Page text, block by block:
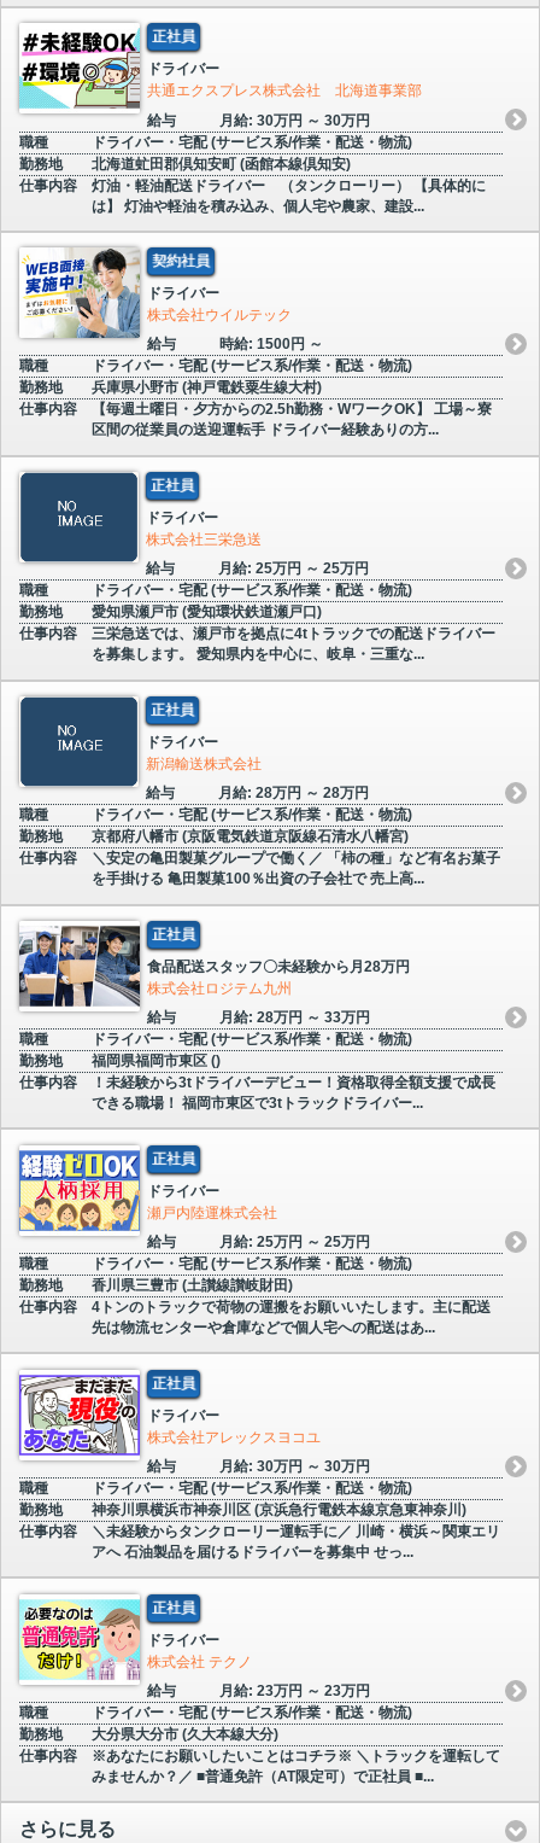
正社員
ドライバー
共通エクスプレス株式会社 北海道事業部
給与
月給: 30万円 ～ 30万円
職種
ドライバー・宅配 (サービス系/作業・配送・物流)
勤務地
北海道虻田郡倶知安町 (函館本線倶知安)
仕事内容
灯油・軽油配送ドライバー （タンクローリー） 【具体的に
は】 灯油や軽油を積み込み、個人宅や農家、建設...
契約社員
ドライバー
株式会社ウイルテック
給与
時給: 1500円 ～
職種
ドライバー・宅配 (サービス系/作業・配送・物流)
勤務地
兵庫県小野市 (神戸電鉄粟生線大村)
仕事内容
【毎週土曜日・夕方からの2.5h勤務・WワークOK】 工場～寮
区間の従業員の送迎運転手 ドライバー経験ありの方...
正社員
ドライバー
株式会社三栄急送
給与
月給: 25万円 ～ 25万円
職種
ドライバー・宅配 (サービス系/作業・配送・物流)
勤務地
愛知県瀬戸市 (愛知環状鉄道瀬戸口)
仕事内容
三栄急送では、瀬戸市を拠点に4tトラックでの配送ドライバー
を募集します。 愛知県内を中心に、岐阜・三重な...
正社員
ドライバー
新潟輸送株式会社
給与
月給: 28万円 ～ 28万円
職種
ドライバー・宅配 (サービス系/作業・配送・物流)
勤務地
京都府八幡市 (京阪電気鉄道京阪線石清水八幡宮)
仕事内容
＼安定の亀田製菓グループで働く／ 「柿の種」など有名お菓子
を手掛ける 亀田製菓100％出資の子会社で 売上高...
正社員
食品配送スタッフ〇未経験から月28万円
株式会社ロジテム九州
給与
月給: 28万円 ～ 33万円
職種
ドライバー・宅配 (サービス系/作業・配送・物流)
勤務地
福岡県福岡市東区 ()
仕事内容
！未経験から3tドライバーデビュー！資格取得全額支援で成長
できる職場！ 福岡市東区で3tトラックドライバー...
正社員
ドライバー
瀬戸内陸運株式会社
給与
月給: 25万円 ～ 25万円
職種
ドライバー・宅配 (サービス系/作業・配送・物流)
勤務地
香川県三豊市 (土讃線讃岐財田)
仕事内容
4トンのトラックで荷物の運搬をお願いいたします。主に配送
先は物流センターや倉庫などで個人宅への配送はあ...
正社員
ドライバー
株式会社アレックスヨコユ
給与
月給: 30万円 ～ 30万円
職種
ドライバー・宅配 (サービス系/作業・配送・物流)
勤務地
神奈川県横浜市神奈川区 (京浜急行電鉄本線京急東神奈川)
仕事内容
＼未経験からタンクローリー運転手に／ 川崎・横浜～関東エリ
アへ 石油製品を届けるドライバーを募集中 せっ...
正社員
ドライバー
株式会社 テクノ
給与
月給: 23万円 ～ 23万円
職種
ドライバー・宅配 (サービス系/作業・配送・物流)
勤務地
大分県大分市 (久大本線大分)
仕事内容
※あなたにお願いしたいことはコチラ※ ＼トラックを運転して
みませんか？／ ■普通免許（AT限定可）で正社員 ■...
さらに見る